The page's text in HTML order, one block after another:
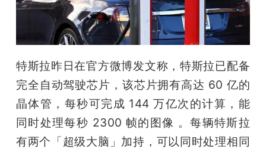
特斯拉昨日在官方微博发文称，特斯拉已配备
完全自动驾驶芯片，该芯片拥有高达 60 亿的
晶体管，每秒可完成 144 万亿次的计算，能
同时处理每秒 2300 帧的图像 。每辆特斯拉
有两个「超级大脑」加持，可以同时处理相同